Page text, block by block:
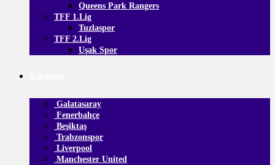
Queens Park Rangers
TFF 1.Lig
Tuzlaspor
TFF 2.Lig
Uşak Spor
Galatasaray
Fenerbahçe
Beşiktaş
Trabzonspor
Liverpool
Manchester United